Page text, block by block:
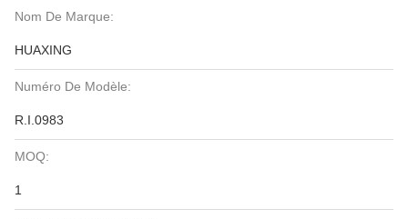
Nom De Marque:
HUAXING
Numéro De Modèle:
R.I.0983
MOQ:
1